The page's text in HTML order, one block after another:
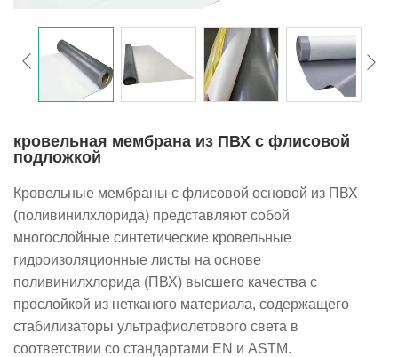
кровельная мембрана из ПВХ с флисовой
подложкой
Кровельные мембраны с флисовой основой из ПВХ
(поливинилхлорида) представляют собой
многослойные синтетические кровельные
гидроизоляционные листы на основе
поливинилхлорида (ПВХ) высшего качества с
прослойкой из нетканого материала, содержащего
стабилизаторы ультрафиолетового света в
соответствии со стандартами EN и ASTM.